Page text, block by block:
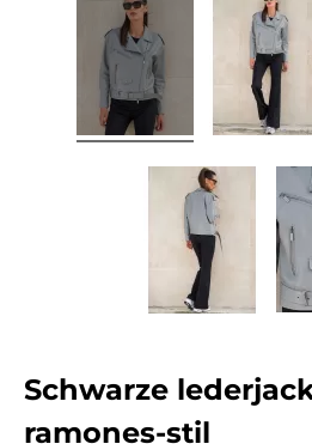
schwarze lederjacke im
ramones-stil